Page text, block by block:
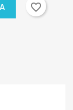
favorite_border